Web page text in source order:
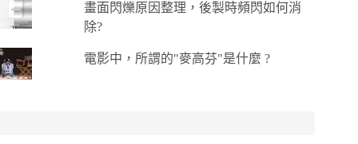
畫面閃爍原因整理，後製時頻閃如何消
除?
電影中，所謂的"麥高芬"是什麼 ?